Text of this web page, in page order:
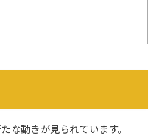
な動きが見られています。